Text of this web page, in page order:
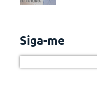
Siga-me